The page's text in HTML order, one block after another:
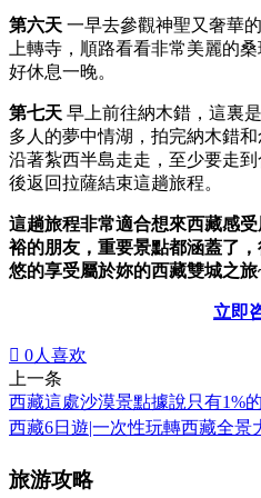
第六天 一早去參觀神聖又奢華
上轉寺，順路看看非常美麗的
好休息一晚。
第七天 早上前往納木錯，這裏
多人的夢中情湖，拍完納木錯
沿著紮西半島走走，至少要走
後返回拉薩結束這趟旅程。
這趟旅程非常適合想來西藏感
裕的朋友，重要景點都涵蓋了
悠的享受屬於妳的西藏雙城之旅
立即
 0人喜欢
上一条
西藏這處沙漠景點據說只有1%
西藏6日遊|一次性玩轉西藏全景
旅游攻略